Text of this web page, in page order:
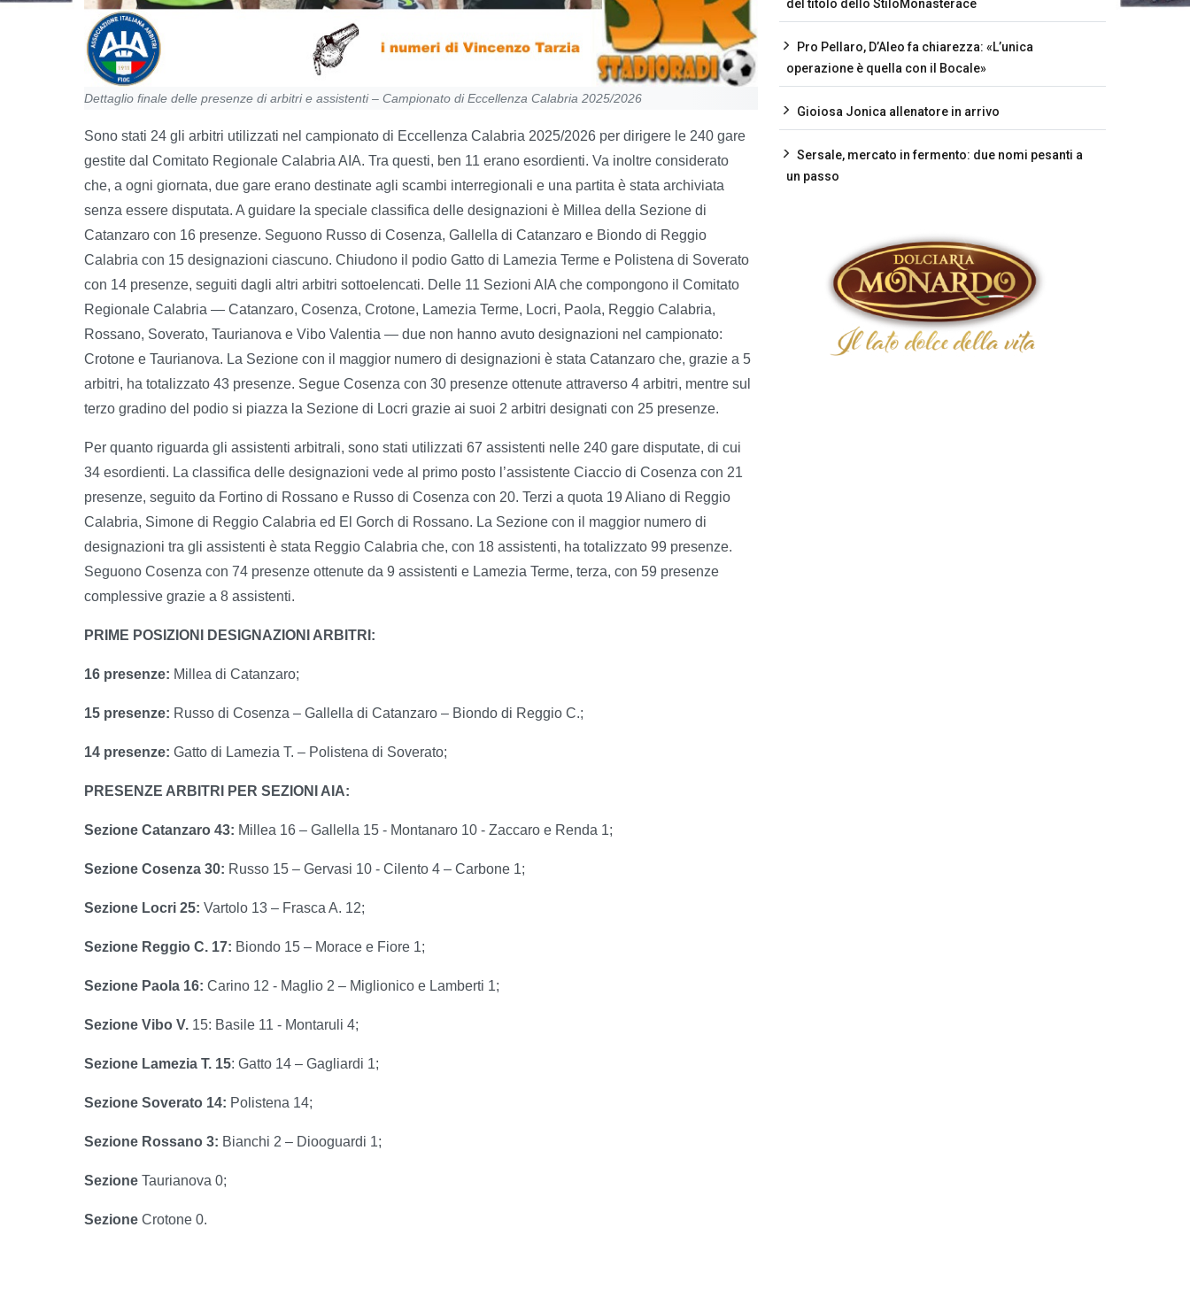
Dettaglio finale delle presenze di arbitri e assistenti – Campionato di Eccellenza Calabria 2025/2026
Sono stati 24 gli arbitri utilizzati nel campionato di Eccellenza Calabria 2025/2026 per dirigere le 240 gare
gestite dal Comitato Regionale Calabria AIA. Tra questi, ben 11 erano esordienti. Va inoltre considerato
che, a ogni giornata, due gare erano destinate agli scambi interregionali e una partita è stata archiviata
senza essere disputata. A guidare la speciale classifica delle designazioni è Millea della Sezione di
Catanzaro con 16 presenze. Seguono Russo di Cosenza, Gallella di Catanzaro e Biondo di Reggio
Calabria con 15 designazioni ciascuno. Chiudono il podio Gatto di Lamezia Terme e Polistena di Soverato
con 14 presenze, seguiti dagli altri arbitri sottoelencati. Delle 11 Sezioni AIA che compongono il Comitato
Regionale Calabria — Catanzaro, Cosenza, Crotone, Lamezia Terme, Locri, Paola, Reggio Calabria,
Rossano, Soverato, Taurianova e Vibo Valentia — due non hanno avuto designazioni nel campionato:
Crotone e Taurianova. La Sezione con il maggior numero di designazioni è stata Catanzaro che, grazie a 5
arbitri, ha totalizzato 43 presenze. Segue Cosenza con 30 presenze ottenute attraverso 4 arbitri, mentre sul
terzo gradino del podio si piazza la Sezione di Locri grazie ai suoi 2 arbitri designati con 25 presenze.
Per quanto riguarda gli assistenti arbitrali, sono stati utilizzati 67 assistenti nelle 240 gare disputate, di cui
34 esordienti. La classifica delle designazioni vede al primo posto l’assistente Ciaccio di Cosenza con 21
presenze, seguito da Fortino di Rossano e Russo di Cosenza con 20. Terzi a quota 19 Aliano di Reggio
Calabria, Simone di Reggio Calabria ed El Gorch di Rossano. La Sezione con il maggior numero di
designazioni tra gli assistenti è stata Reggio Calabria che, con 18 assistenti, ha totalizzato 99 presenze.
Seguono Cosenza con 74 presenze ottenute da 9 assistenti e Lamezia Terme, terza, con 59 presenze
complessive grazie a 8 assistenti.
PRIME POSIZIONI DESIGNAZIONI ARBITRI:
16 presenze: Millea di Catanzaro;
15 presenze: Russo di Cosenza – Gallella di Catanzaro – Biondo di Reggio C.;
14 presenze: Gatto di Lamezia T. – Polistena di Soverato;
PRESENZE ARBITRI PER SEZIONI AIA:
Sezione Catanzaro 43: Millea 16 – Gallella 15 - Montanaro 10 - Zaccaro e Renda 1;
Sezione Cosenza 30: Russo 15 – Gervasi 10 - Cilento 4 – Carbone 1;
Sezione Locri 25: Vartolo 13 – Frasca A. 12;
Sezione Reggio C. 17: Biondo 15 – Morace e Fiore 1;
Sezione Paola 16: Carino 12 - Maglio 2 – Miglionico e Lamberti 1;
Sezione Vibo V. 15: Basile 11 - Montaruli 4;
Sezione Lamezia T. 15: Gatto 14 – Gagliardi 1;
Sezione Soverato 14: Polistena 14;
Sezione Rossano 3: Bianchi 2 – Diooguardi 1;
Sezione Taurianova 0;
Sezione Crotone 0.
del titolo dello StiloMonasterace
Pro Pellaro, D’Aleo fa chiarezza: «L’unica
operazione è quella con il Bocale»
Gioiosa Jonica allenatore in arrivo
Sersale, mercato in fermento: due nomi pesanti a
un passo